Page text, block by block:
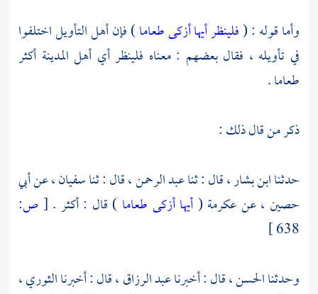
وأما قوله : (فلينظر أيها أزكى طعاما) فإن أهل التأويل اختلفوا
في تأويله ، فقال بعضهم : معناه فلينظر أي أهل المدينة أكثر
طعاما .
ذكر من قال ذلك :
حدثناابن بشار ،قال : ثناعبد الرحمن ،قال : ثناسفيان ،عنأبي
حصين ،عنعكرمة (أيها أزكى طعاما ) قال : أكثر . [ ص:
638 ]
وحدثناالحسن ،قال : أخبرناعبد الرزاق ،قال : أخبرناالثوري ،